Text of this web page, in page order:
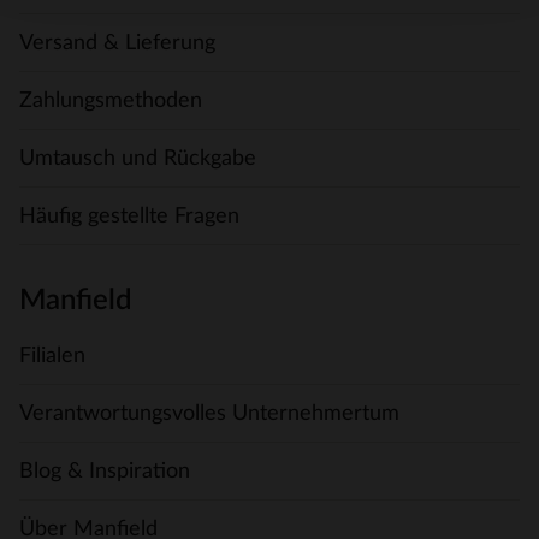
Versand & Lieferung
Zahlungsmethoden
Umtausch und Rückgabe
Häufig gestellte Fragen
Manfield
Filialen
Verantwortungsvolles Unternehmertum
Blog & Inspiration
Über Manfield